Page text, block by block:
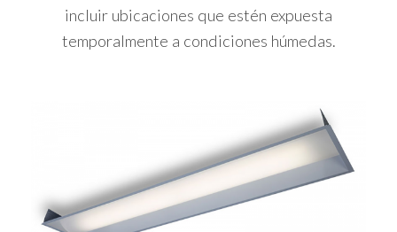
incluir ubicaciones que estén expuesta
temporalmente a condiciones húmedas.